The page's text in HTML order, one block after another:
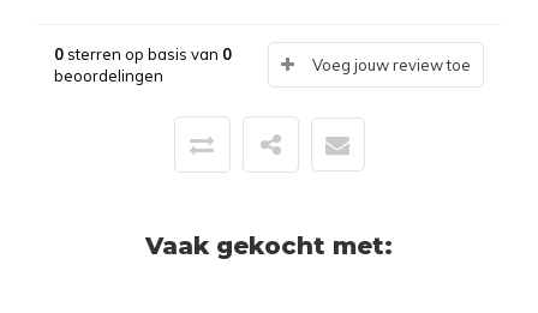
0sterren op basis van 0
beoordelingen
Voeg jouw review toe
Vaak gekocht met: